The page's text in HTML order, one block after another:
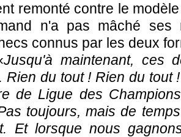
remonté contre le
n'a pas mâché ses
connus par les deux
Jusqu'à maintenant, ces
Rien du tout ! Rien du tout
de Ligue des
toujours, mais de
Et lorsque nous